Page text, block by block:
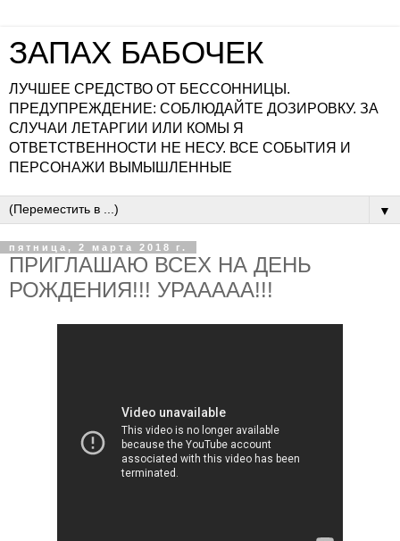
ЗАПАХ БАБОЧЕК
ЛУЧШЕЕ СРЕДСТВО ОТ БЕССОННИЦЫ.
ПРЕДУПРЕЖДЕНИЕ: СОБЛЮДАЙТЕ ДОЗИРОВКУ. ЗА
СЛУЧАИ ЛЕТАРГИИ ИЛИ КОМЫ Я
ОТВЕТСТВЕННОСТИ НЕ НЕСУ. ВСЕ СОБЫТИЯ И
ПЕРСОНАЖИ ВЫМЫШЛЕННЫЕ
▼
пятница, 2 марта 2018 г.
ПРИГЛАШАЮ ВСЕХ НА ДЕНЬ
РОЖДЕНИЯ!!! УРААААА!!!